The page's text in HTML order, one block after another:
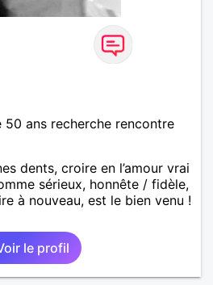
50 ans recherche rencontre
dents, croire en l’amour vrai
sérieux, honnête / fidèle,
à nouveau, est le bien venu !
le profil